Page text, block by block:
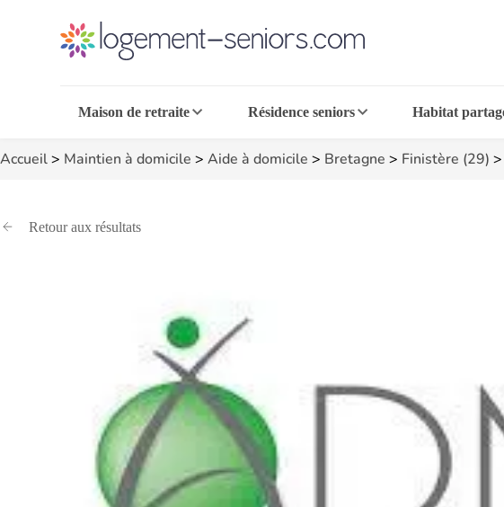
Maison de retraite Résidence seniors Habitat
Accueil> Maintien à domicile > Aide à domicile > Bretagne > Finistère (29) >
Retour aux résultats